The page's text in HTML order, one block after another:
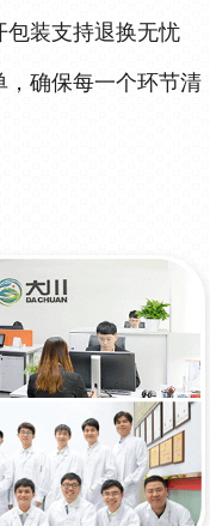
包装支持退换无忧
确保每一个环节清